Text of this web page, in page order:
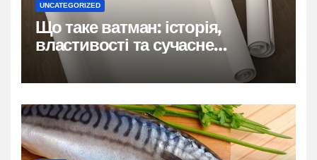
UNCATEGORIZED
Що таке ватман: історія,
властивості та сучасне
застосування